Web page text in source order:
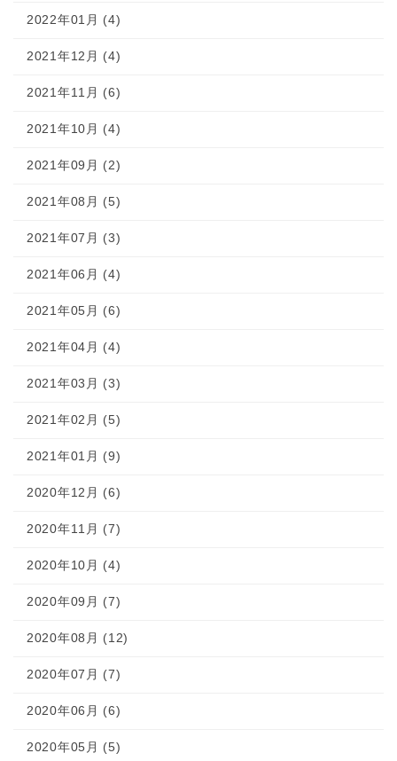
2022年01月 (4)
2021年12月 (4)
2021年11月 (6)
2021年10月 (4)
2021年09月 (2)
2021年08月 (5)
2021年07月 (3)
2021年06月 (4)
2021年05月 (6)
2021年04月 (4)
2021年03月 (3)
2021年02月 (5)
2021年01月 (9)
2020年12月 (6)
2020年11月 (7)
2020年10月 (4)
2020年09月 (7)
2020年08月 (12)
2020年07月 (7)
2020年06月 (6)
2020年05月 (5)